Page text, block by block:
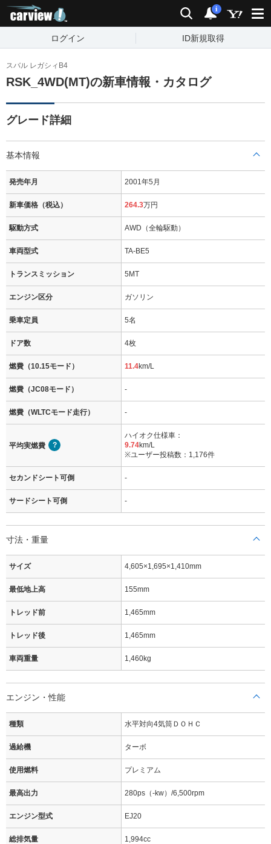
検索 通知
i
ログイン ID新規取得
スバル レガシィB4
RSK_4WD(MT)の新車情報・カタログ
グレード詳細
基本情報
発売年月 2001年5月
新車価格（税込） 264.3万円
駆動方式 AWD（全輪駆動）
車両型式 TA-BE5
トランスミッション 5MT
エンジン区分 ガソリン
乗車定員 5名
ドア数 4枚
燃費（10.15モード） 11.4km/L
燃費（JC08モード） -
燃費（WLTCモード走行） -
平均実燃費
ハイオク仕様車：
9.74km/L
※ユーザー投稿数：1,176件
セカンドシート可倒 -
サードシート可倒 -
寸法・重量
サイズ 4,605×1,695×1,410mm
最低地上高 155mm
トレッド前 1,465mm
トレッド後 1,465mm
車両重量 1,460kg
エンジン・性能
種類 水平対向4気筒ＤＯＨＣ
過給機 ターボ
使用燃料 プレミアム
最高出力 280ps（-kw）/6,500rpm
エンジン型式 EJ20
総排気量 1,994cc